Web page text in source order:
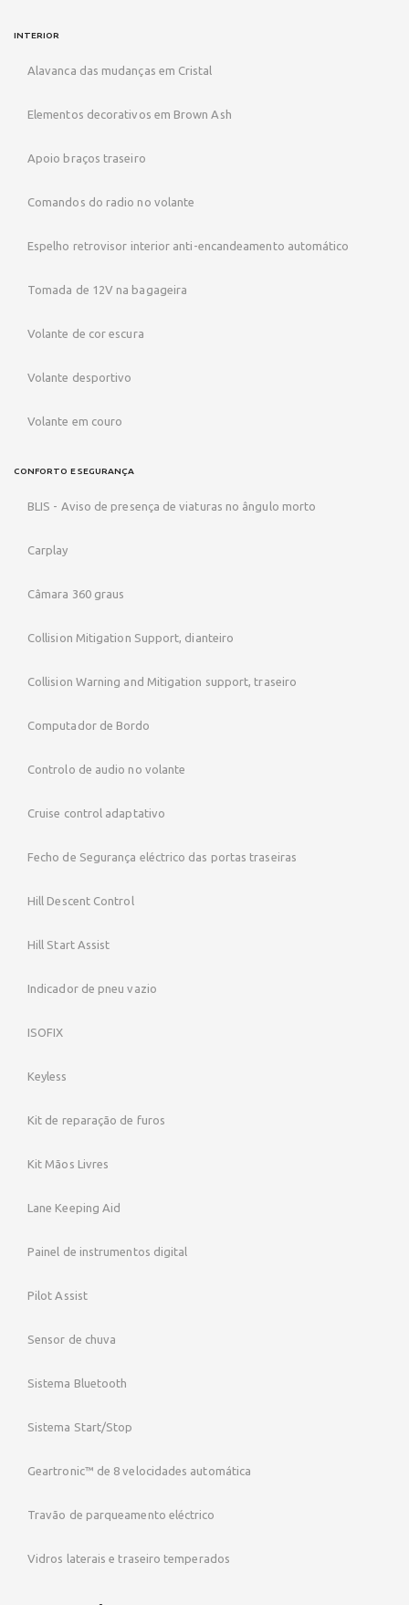
INTERIOR
Alavanca das mudanças em Cristal
Elementos decorativos em Brown Ash
Apoio braços traseiro
Comandos do radio no volante
Espelho retrovisor interior anti-encandeamento automático
Tomada de 12V na bagageira
Volante de cor escura
Volante desportivo
Volante em couro
CONFORTO E SEGURANÇA
BLIS - Aviso de presença de viaturas no ângulo morto
Carplay
Câmara 360 graus
Collision Mitigation Support, dianteiro
Collision Warning and Mitigation support, traseiro
Computador de Bordo
Controlo de audio no volante
Cruise control adaptativo
Fecho de Segurança eléctrico das portas traseiras
Hill Descent Control
Hill Start Assist
Indicador de pneu vazio
ISOFIX
Keyless
Kit de reparação de furos
Kit Mãos Livres
Lane Keeping Aid
Painel de instrumentos digital
Pilot Assist
Sensor de chuva
Sistema Bluetooth
Sistema Start/Stop
Geartronic™ de 8 velocidades automática
Travão de parqueamento eléctrico
Vidros laterais e traseiro temperados